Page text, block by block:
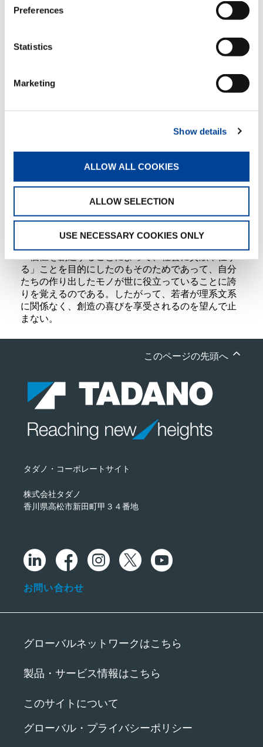
Preferences
Statistics
Marketing
Show details
ALLOW ALL COOKIES
ALLOW SELECTION
USE NECESSARY COOKIES ONLY
として無心になり脳が空っぽになったとき、ふと浮
かんでくるものらしい。万有引力を発見したニュ－
が落ちるのを見てあの大発見をした。それまで木か
ら落ちるリンゴを世界中の人が見ているが、万有引
彼の脳は思考を停止し空白だったからで、脳に意識
芸術、宗教など人間のあらゆる活動に創造の働きが
って生を受けており、その創造の働きが宇宙の天地
創造の意志に沿っているからではないだろうか。故
心底からの喜びとなるのである。
今までに無かった新しいモノやコトを作り出して、
「価値を創造することによって、社会に貢献奉仕す
る」ことを目的にしたのもそのためであって、自分
たちの作り出したモノが世に役立っていることに誇
りを覚えるのである。したがって、若者が理系文系
に関係なく、創造の喜びを享受されるのを望んで止
まない。
このページの先頭へ
タダノ・コーポレートサイト
株式会社タダノ
香川県高松市新田町甲３４番地
お問い合わせ
グローバルネットワークはこちら
製品・サービス情報はこちら
このサイトについて
グローバル・プライバシーポリシー